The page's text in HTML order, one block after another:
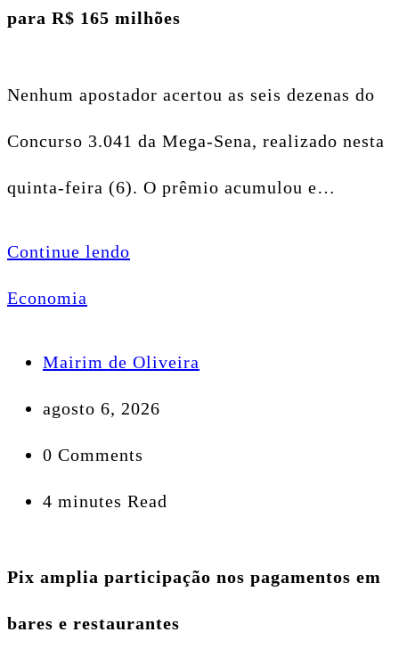
para R$ 165 milhões
Nenhum apostador acertou as seis dezenas do
Concurso 3.041 da Mega-Sena, realizado nesta
quinta-feira (6). O prêmio acumulou e…
Continue lendo
Economia
Mairim de Oliveira
agosto 6, 2026
0 Comments
4 minutes Read
Pix amplia participação nos pagamentos em
bares e restaurantes